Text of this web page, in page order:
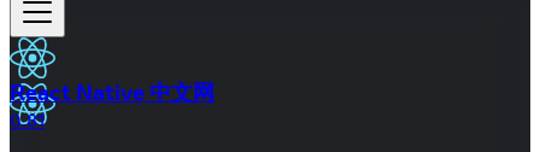
React Native 中文网
0.81